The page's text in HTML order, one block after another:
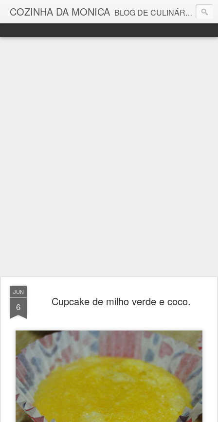
COZINHA DA MONICA BLOG DE CULINÁRIA E GASTRONOMIA COM RECEITAS, DICAS, CURIOSIDADES GASTRONÔMICAS E MUITO MAIS.
JUN
6 Cupcake de milho verde e coco.